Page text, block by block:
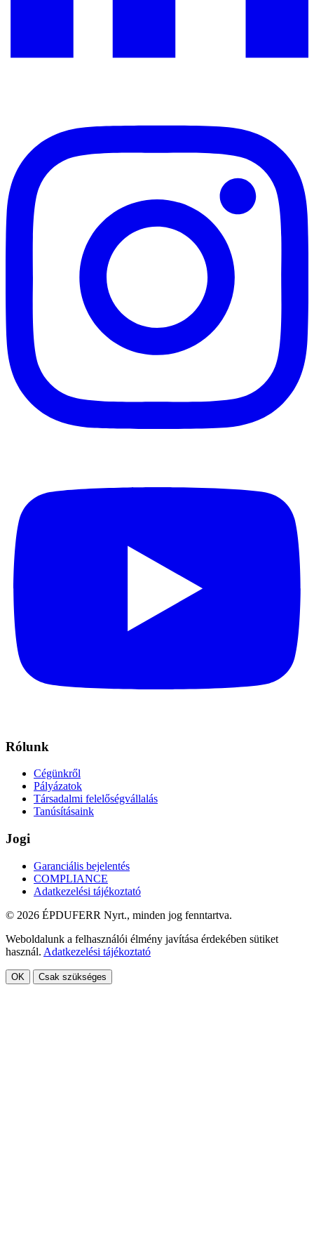
Rólunk
Cégünkről
Pályázatok
Társadalmi felelőségvállalás
Tanúsításaink
Jogi
Garanciális bejelentés
COMPLIANCE
Adatkezelési tájékoztató
© 2026 ÉPDUFERR Nyrt., minden jog fenntartva.
Weboldalunk a felhasználói élmény javítása érdekében sütiket
használ. Adatkezelési tájékoztató
OK Csak szükséges